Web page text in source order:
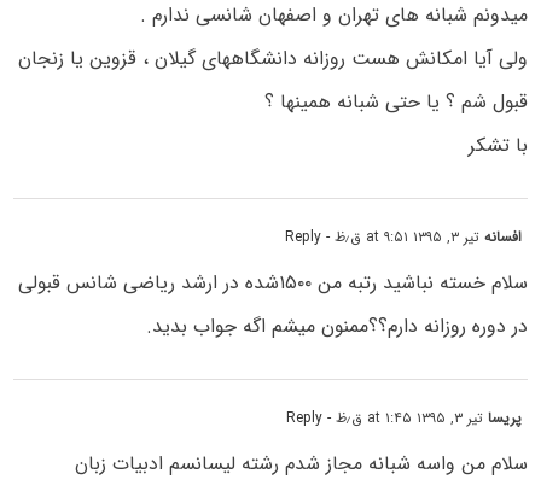
میدونم شبانه های تهران و اصفهان شانسی ندارم .
ولی آیا امکانش هست روزانه دانشگاههای گیلان ، قزوین یا زنجان
قبول شم ؟ یا حتی شبانه همینها ؟
با تشکر
افسانهتیر ۳, ۱۳۹۵ at ۹:۵۱ ق٫ظ - Reply
سلام خسته نباشید رتبه من ۱۵۰۰شده در ارشد ریاضی شانس قبولی
در دوره روزانه دارم؟؟ممنون میشم اگه جواب بدید.
پریساتیر ۳, ۱۳۹۵ at ۱:۴۵ ق٫ظ - Reply
سلام من واسه شبانه مجاز شدم رشته لیسانسم ادبیات زبان